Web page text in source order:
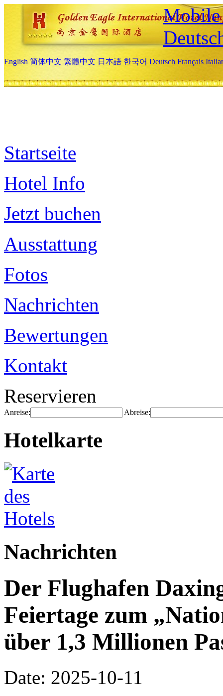
Mobile
English 简体中文 繁體中文 日本語 한국어 Deutsch Français
Startseite
Hotel Info
Jetzt buchen
Ausstattung
Fotos
Nachrichten
Bewertungen
Kontakt
Reservieren
Anreise: Abreise:
Hotelkarte
Nachrichten
Der Flughafen
Feiertage zum
über 1,3 Millionen
Date: 2025-10-11